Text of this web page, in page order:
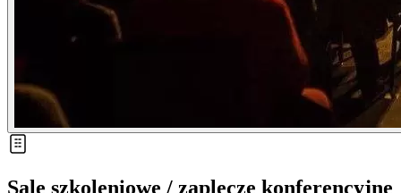
Sale szkoleniowe / zaplecze konferencyjne